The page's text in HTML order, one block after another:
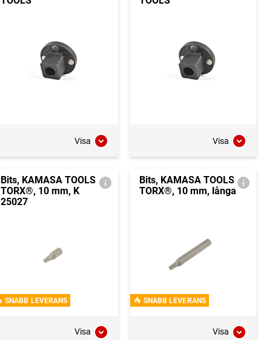
Visa Visa
Bits, KAMASA TOOLS
TORX®, 10 mm, K
25027
SNABB LEVERANS
Visa
Bits, KAMASA TOOLS
TORX®, 10 mm, långa
SNABB LEVERANS
Visa